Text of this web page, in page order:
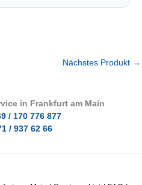
Nächstes Produkt →
in Frankfurt am Main
/ 170 776 877
/ 937 62 66